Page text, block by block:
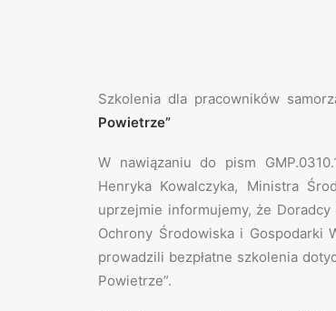
Szkolenia dla pracowników
Powietrze”
W nawiązaniu do pism
Henryka Kowalczyka, Ministra
uprzejmie informujemy, że
Ochrony Środowiska i Gospodarki
prowadzili bezpłatne szkolenia
Powietrze”.